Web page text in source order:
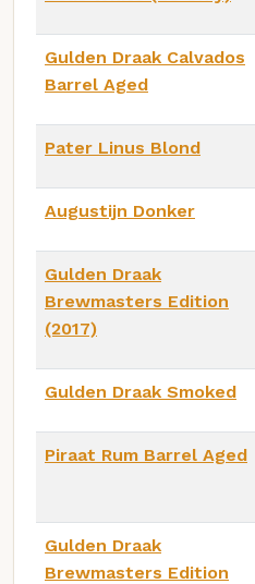
Gulden Draak Calvados
Barrel Aged
Pater Linus Blond
Augustijn Donker
Gulden Draak
Brewmasters Edition
(2017)
Gulden Draak Smoked
Piraat Rum Barrel Aged
Gulden Draak
Brewmasters Edition